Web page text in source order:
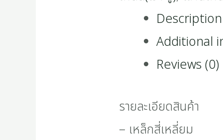
Description
Additional
Reviews (0)
รายละเอียดสินค้า
– เหล็กสี่เหลี่ยม